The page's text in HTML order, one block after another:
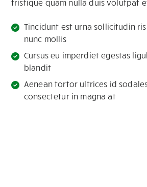
tristique quam nulla duis volutpat
Tincidunt est urna sollicitudin
nunc mollis
Cursus eu imperdiet egestas
blandit
Aenean tortor ultrices id
consectetur in magna at